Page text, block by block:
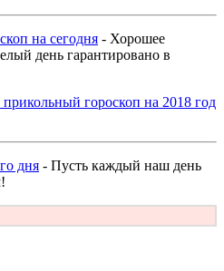
на сегодня - Хорошее
день гарантировано в
гороскоп на 2018 год
дня - Пусть каждый наш день